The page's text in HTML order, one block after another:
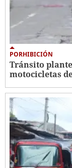
PORHIBICIÓN
Tránsito
motocicletas